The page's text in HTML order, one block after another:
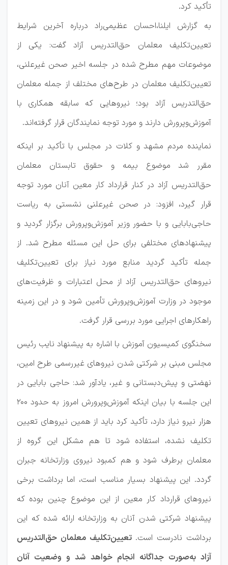
تأکید کرد.
به گزارش ایلنا،احسان عظیمی‌راد درباره آخرین شرایط
تعیین‌تکلیف معلمان حق‌التدریس آزاد گفت: یکی از
موضوعات مهم مطرح ‌شده در جلسه اخیر صحن غیرعلنی،
تعیین‌تکلیف معلمان در طرح‌های مختلف از جمله معلمان
حق‌التدریس آزاد بود؛ نیروهایی که سابقه همکاری با
آموزش‌وپرورش دارند و مورد توجه نمایندگان قرار گرفته‌اند.
نماینده مردم مشهد و کلات در مجلس با تأکید بر اینکه
مقرر شد موضوع بیمه و حقوق تابستان معلمان
حق‌التدریس آزاد در کنار قرارداد کار معین آنان مورد توجه
قرار گیرد، افزود: در صحن غیرعلنی نشستی به ریاست
حاجی‌بابایی و با حضور وزیر آموزش‌وپرورش برگزار گردید و
پیشنهادهای مختلفی برای حل این مسئله مطرح شد. از
جمله تأکید گردید منابع مورد نیاز برای تعیین‌تکلیف
نیروهای حق‌التدریس آزاد از محل اعتبارات و ظرفیت‌های
موجود در وزارت آموزش‌وپرورش تأمین شود و در این زمینه
راهکارهای اجرایی مورد بررسی قرار گرفت.
سخنگوی کمیسیون آموزش با اشاره به پیشنهاد نایب ‌رئیس
مجلس مبنی بر شرکتی شدن نیروهای غیررسمی طرح امین،
نهضتی و پیش‌دبستانی و غیر، یادآور شد: حاجی‌ بابایی در
این جلسه با بیان اینکه آموزش‌وپرورش امروز به حدود ۲۰۰
هزار نیرو نیاز دارد، تأکید کرد باید از همین نیروهای تعیین‌
تکلیف ‌نشده، استفاده شود تا هم مشکل این گروه از
معلمان برطرف شود و هم کمبود نیروی وزارتخانه جبران
گردد. این پیشنهاد بسیار مناسب است، اما برداشت برخی
نیروهای قرارداد کار معین از این موضوع چنین بوده که
پیشنهاد شرکتی شدن آنان به وزارتخانه ارائه شده که این
برداشت نادرست است.تعیین‌تکلیف معلمان حق‌التدریس
آزاد به‌صورت جداگانه انجام خواهد شد و وضعیت آنان